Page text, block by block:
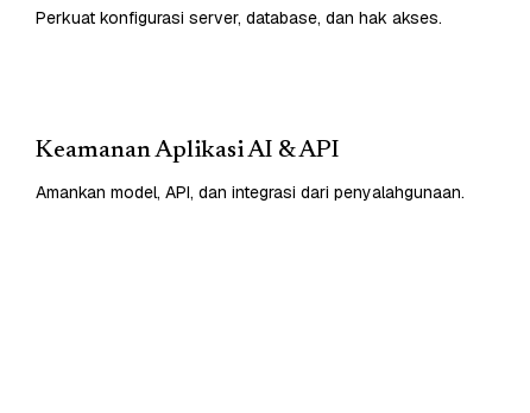
Perkuat konfigurasi server, database, dan hak akses.
Keamanan Aplikasi AI & API
Amankan model, API, dan integrasi dari penyalahgunaan.